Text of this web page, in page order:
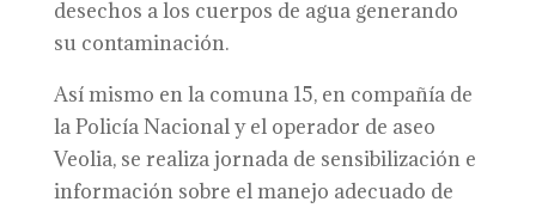
desechos a los cuerpos de agua generando
su contaminación.
Así mismo en la comuna 15, en compañía de
la Policía Nacional y el operador de aseo
Veolia, se realiza jornada de sensibilización e
información sobre el manejo adecuado de